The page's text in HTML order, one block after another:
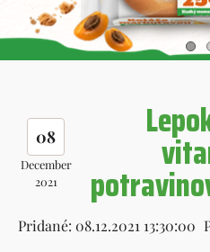
08
December
2021
Pridané: 08.12.2021 13:30:00